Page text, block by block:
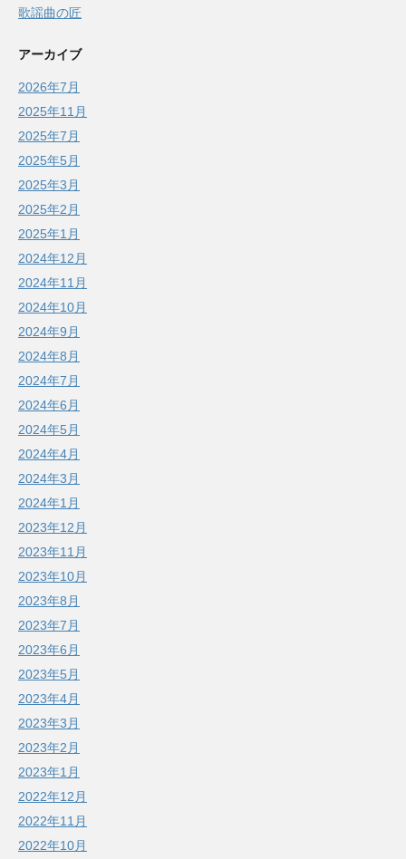
歌謡曲の匠
アーカイブ
2026年7月
2025年11月
2025年7月
2025年5月
2025年3月
2025年2月
2025年1月
2024年12月
2024年11月
2024年10月
2024年9月
2024年8月
2024年7月
2024年6月
2024年5月
2024年4月
2024年3月
2024年1月
2023年12月
2023年11月
2023年10月
2023年8月
2023年7月
2023年6月
2023年5月
2023年4月
2023年3月
2023年2月
2023年1月
2022年12月
2022年11月
2022年10月